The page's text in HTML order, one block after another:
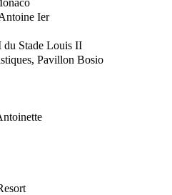
Ier
Stade Louis II
Pavillon Bosio